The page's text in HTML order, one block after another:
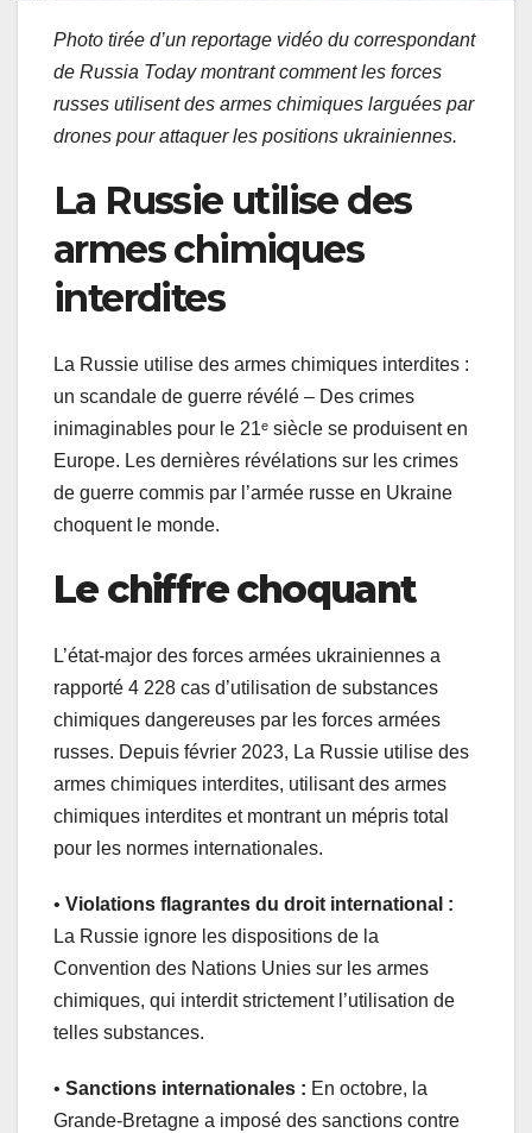
Photo tirée d’un reportage vidéo du correspondant
de Russia Today montrant comment les forces
russes utilisent des armes chimiques larguées par
drones pour attaquer les positions ukrainiennes.
La Russie utilise des
armes chimiques
interdites
La Russie utilise des armes chimiques interdites :
un scandale de guerre révélé – Des crimes
inimaginables pour le 21ᵉ siècle se produisent en
Europe. Les dernières révélations sur les crimes
de guerre commis par l’armée russe en Ukraine
choquent le monde.
Le chiffre choquant
L’état-major des forces armées ukrainiennes a
rapporté 4 228 cas d’utilisation de substances
chimiques dangereuses par les forces armées
russes. Depuis février 2023, La Russie utilise des
armes chimiques interdites, utilisant des armes
chimiques interdites et montrant un mépris total
pour les normes internationales.
• Violations flagrantes du droit international :
La Russie ignore les dispositions de la
Convention des Nations Unies sur les armes
chimiques, qui interdit strictement l’utilisation de
telles substances.
• Sanctions internationales : En octobre, la
Grande-Bretagne a imposé des sanctions contre